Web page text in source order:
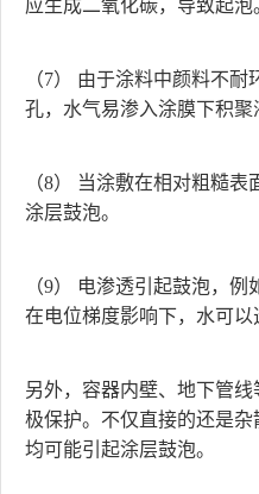
应生成二氧化碳，导致起泡
（7） 由于涂料中颜料不
孔，水气易渗入涂膜下积聚
（8） 当涂敷在相对粗糙
涂层鼓泡。
（9） 电渗透引起鼓泡，例
在电位梯度影响下，水可以
另外，容器内壁、地下管
极保护。不仅直接的还是杂
均可能引起涂层鼓泡。